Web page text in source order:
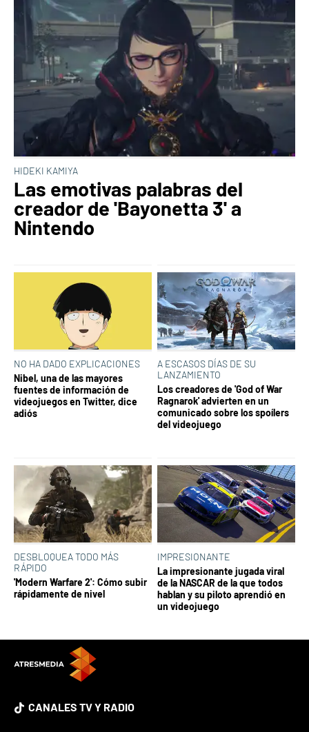
HIDEKI KAMIYA
Las emotivas palabras del
creador de 'Bayonetta 3' a
Nintendo
NO HA DADO EXPLICACIONES
Nibel, una de las mayores
fuentes de información de
videojuegos en Twitter, dice
adiós
A ESCASOS DÍAS DE SU
LANZAMIENTO
Los creadores de 'God of War
Ragnarok' advierten en un
comunicado sobre los spoílers
del videojuego
DESBLOQUEA TODO MÁS
RÁPIDO
'Modern Warfare 2': Cómo subir
rápidamente de nivel
IMPRESIONANTE
La impresionante jugada viral
de la NASCAR de la que todos
hablan y su piloto aprendió en
un videojuego
CANALES TV Y RADIO